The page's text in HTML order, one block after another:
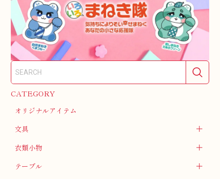
CATEGORY
オリジナルアイテム
文具
衣類小物
テーブル